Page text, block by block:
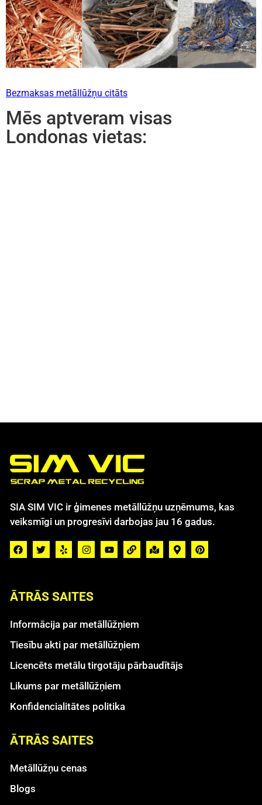
Bezmaksas metāllūžņu citāts
Mēs aptveram visas
Londonas vietas:
SIA SIM VIC ir ģimenes metāllūžņu uzņēmums, kas
veiksmīgi un progresīvi darbojas jau 16 gadus.
ĀTRĀS SAITES
Informācija par metāllūžņiem
Tiesību akti par metāllūžņiem
Licencēts metālu tirgotāju pārbaudītājs
Likums par metāllūžņiem
Konfidencialitātes politika
ĀTRĀS SAITES
Metāllūžņu cenas
Blogs